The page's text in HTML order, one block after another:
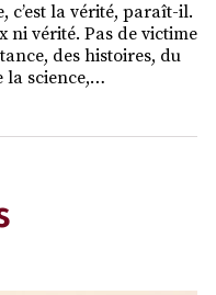
c’est la vérité, paraît-il.
ni vérité. Pas de victime
des histoires, du
la science,…